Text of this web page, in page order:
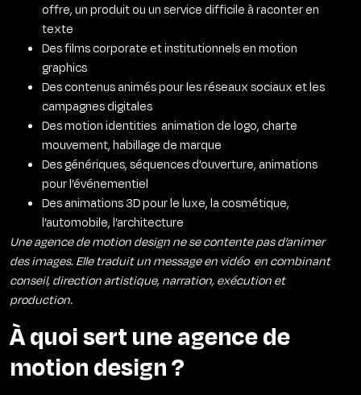
offre, un produit ou un service difficile à raconter en
texte
Des films corporate et institutionnels en motion
graphics
Des contenus animés pour les réseaux sociaux et les
campagnes digitales
Des motion identities animation de logo, charte
mouvement, habillage de marque
Des génériques, séquences d’ouverture, animations
pour l’événementiel
Des animations 3D pour le luxe, la cosmétique,
l’automobile, l’architecture
Une agence de motion design ne se contente pas d’animer
des images. Elle traduit un message en vidéo en combinant
conseil, direction artistique, narration, exécution et
production.
À quoi sert une agence de
motion design ?